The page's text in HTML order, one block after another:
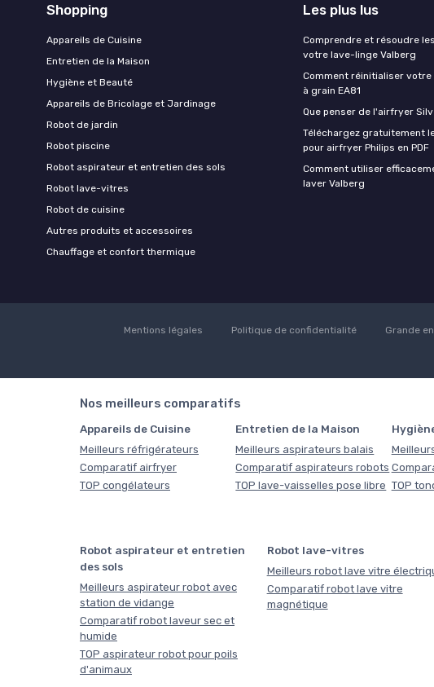
Shopping
Appareils de Cuisine
Entretien de la Maison
Hygiène et Beauté
Appareils de Bricolage et Jardinage
Robot de jardin
Robot piscine
Robot aspirateur et entretien des sols
Robot lave-vitres
Robot de cuisine
Autres produits et accessoires
Chauffage et confort thermique
Les plus lus
Comprendre et résoudre
votre lave-linge Valberg
Comment réinitialiser votre
à grain EA81
Que penser de l'airfryer
Téléchargez gratuitement
pour airfryer Philips en PDF
Comment utiliser
laver Valberg
Mentions légales Politique de confidentialité Grande
Nos meilleurs comparatifs
Appareils de Cuisine
Meilleurs réfrigérateurs
Comparatif airfryer
TOP congélateurs
Entretien de la Maison
Meilleurs aspirateurs balais
Comparatif aspirateurs robots
TOP lave-vaisselles pose libre TOP
Robot aspirateur et entretien
des sols
Meilleurs aspirateur robot avec
station de vidange
Comparatif robot laveur sec et
humide
TOP aspirateur robot pour poils
d'animaux
Robot lave-vitres
Meilleurs robot lave vitre
Comparatif robot lave vitre
magnétique